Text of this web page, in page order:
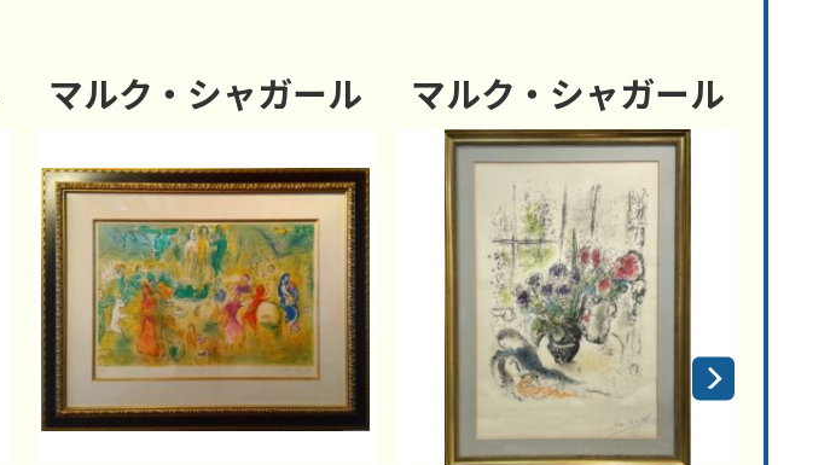
マルク・シャガール マルク・シャガール